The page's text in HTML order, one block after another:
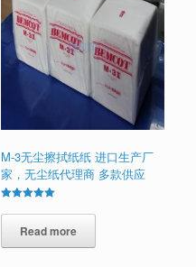
M-3无尘擦拭纸纸 进口生产厂
家，无尘纸代理商 多款供应
5.00
out of 5Read more